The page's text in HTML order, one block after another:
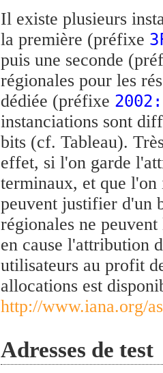
Il existe plusieurs
la première (préfixe
puis une seconde
régionales pour les
dédiée (préfixe
instanciations sont
bits (cf. Tableau).
effet, si l'on garde
terminaux, et que l'on
peuvent justifier d'un
régionales ne
en cause l'attribution
utilisateurs au profit
allocations est
http://www.iana.org/
Adresses de test